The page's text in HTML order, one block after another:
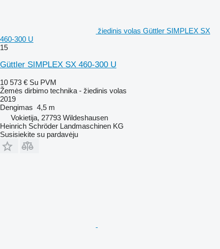
žiedinis volas Güttler SIMPLEX SX
460-300 U
15
Güttler SIMPLEX SX 460-300 U
10 573 € Su PVM
Žemės dirbimo technika - žiedinis volas
2019
Dengimas 4,5 m
Vokietija, 27793 Wildeshausen
Heinrich Schröder Landmaschinen KG
Susisiekite su pardavėju